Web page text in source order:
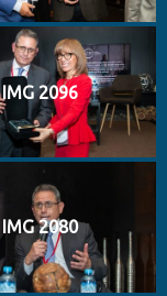
IMG 2096
IMG 2080